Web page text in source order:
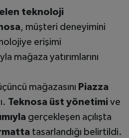
teknoloji
, müşteri deneyimini
erişimi
mağaza yatırımlarını
mağazasını Piazza
Teknosa üst yönetimive
gerçekleşen açılışta
tasarlandığı belirtildi.